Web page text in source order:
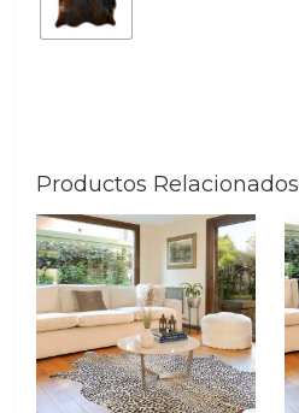
Productos Relacionados